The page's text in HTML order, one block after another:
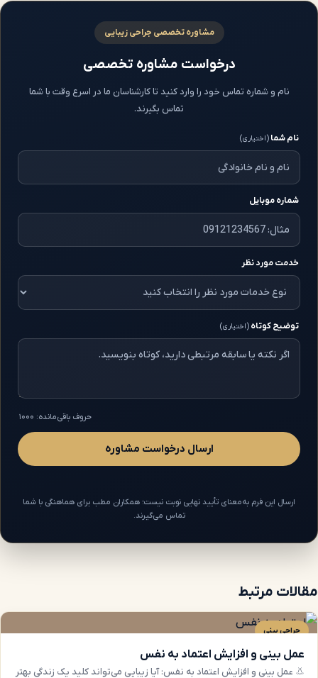
مشاوره تخصصی جراحی زیبایی
درخواست مشاوره تخصصی
نام و شماره تماس خود را وارد کنید تا کارشناسان ما در اسرع وقت با شما
تماس بگیرند.
نام شما (اختیاری)
شماره موبایل
خدمت مورد نظر
توضیح کوتاه (اختیاری)
حروف باقی‌مانده: ۱۰۰۰
ارسال درخواست مشاوره
ارسال این فرم به‌معنای تأیید نهایی نوبت نیست؛ همکاران مطب برای هماهنگی با شما
تماس می‌گیرند.
مقالات مرتبط
جراحی بینی
عمل بینی و افزایش اعتماد به نفس
👃 عمل بینی و افزایش اعتماد به نفس: آیا زیبایی می‌تواند کلید یک زندگی بهتر